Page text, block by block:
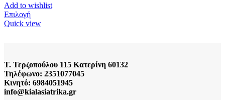
Add to wishlist
ΕπιλογήΑυτό
το
παραλλαγές.
Οι
επιλογές
μπορούν
να
Quick view
Τ. Τερζοπούλου 115 Κατερίνη 60132
Τηλέφωνο: 2351077045
Κινητό: 6984051945
info@kialasiatrika.gr